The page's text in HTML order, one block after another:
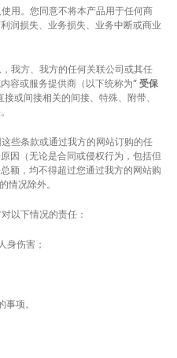
用。您同意不将本产品用于任何商
润损失、业务损失、业务中断或商业
我方、我方的任何关联公司或其任
容或服务提供商（以下统称为“ 受保
或间接相关的间接、特殊、附带、
些条款或通过我方的网站订购的任
因（无论是合同或侵权行为，包括但
额，均不得超过您通过我方的网站购
情况除外。
以下情况的责任：
身伤害；
项。